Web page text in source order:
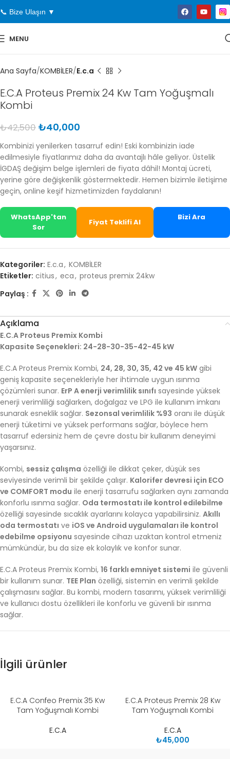
📞 Bize Ulaşın ▼
MENU
Ana Sayfa KOMBİLER E.c.a
E.C.A Proteus Premix 24 Kw Tam Yoğuşmalı
Kombi
₺42,500 ₺40,000
Kombinizi yenilerken tasarruf edin! Eski kombinizin iade
edilmesiyle fiyatlarımız daha da avantajlı hâle geliyor. Üstelik
İGDAŞ değişim belge işlemleri de fiyata dâhil! Montaj ücreti,
yerine göre değişkenlik göstermektedir. Hemen bizimle iletişime
geçin, online keşif hizmetimizden faydalanın!
WhatsApp'tan
Sor
Fiyat Teklifi Al
Bizi Ara
Kategoriler: E.c.a, KOMBİLER
Etiketler: citius, eca, proteus premix 24kw
Paylaş :
Açıklama
E.C.A Proteus Premix Kombi
Kapasite Seçenekleri: 24-28-30-35-42-45 kW
E.C.A Proteus Premix Kombi, 24, 28, 30, 35, 42 ve 45 kW gibi
geniş kapasite seçenekleriyle her ihtimale uygun ısınma
çözümleri sunar. ErP A enerji verimlilik sınıfı sayesinde yüksek
enerji verimliliği sağlarken, doğalgaz ve LPG ile kullanım imkanı
sunarak esneklik sağlar. Sezonsal verimlilik %93 oranı ile düşük
enerji tüketimi ve yüksek performans sağlar, böylece hem
tasarruf edersiniz hem de çevre dostu bir kullanım deneyimi
yaşarsınız.
Kombi, sessiz çalışma özelliği ile dikkat çeker, düşük ses
seviyesinde verimli bir şekilde çalışır. Kalorifer devresi için ECO
ve COMFORT modu ile enerji tasarrufu sağlarken aynı zamanda
konforlu ısınma sağlar. Oda termostatı ile kontrol edilebilme
özelliği sayesinde sıcaklık ayarlarını kolayca yapabilirsiniz. Akıllı
oda termostatı ve iOS ve Android uygulamaları ile kontrol
edebilme opsiyonu sayesinde cihazı uzaktan kontrol etmeniz
mümkündür, bu da size ek kolaylık ve konfor sunar.
E.C.A Proteus Premix Kombi, 16 farklı emniyet sistemi ile güvenli
bir kullanım sunar. TEE Plan özelliği, sistemin en verimli şekilde
çalışmasını sağlar. Bu kombi, modern tasarımı, yüksek verimliliği
ve kullanıcı dostu özellikleri ile konforlu ve güvenli bir ısınma
sağlar.
İlgili ürünler
E.C.A Confeo Premix 35 Kw
Tam Yoğuşmalı Kombi
E.C.A
E.C.A Proteus Premix 28 Kw
Tam Yoğuşmalı Kombi
E.C.A
₺45,000